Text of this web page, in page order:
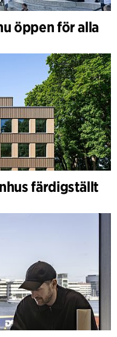
öppen för alla
färdigställt